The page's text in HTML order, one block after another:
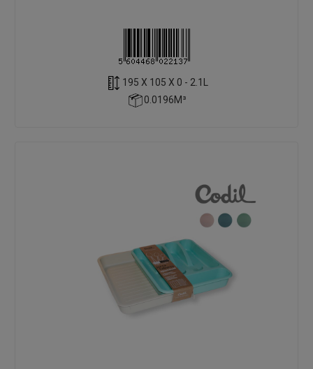
195 X 105 X 0 - 2.1L
0.0196M³